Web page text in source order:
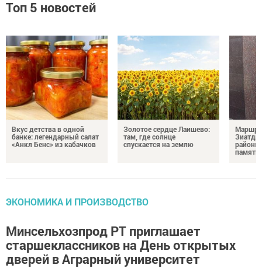
Топ 5 новостей
Вкус детства в одной
банке: легендарный салат
«Анкл Бенс» из кабачков
Золотое сердце Лаишево:
там, где солнце
спускается на землю
районы
память
ЭКОНОМИКА И ПРОИЗВОДСТВО
Минсельхозпрод РТ приглашает
старшеклассников на День открытых
дверей в Аграрный университет